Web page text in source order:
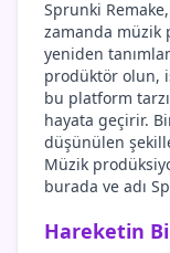
Sprunki
zamanda müzik
yeniden
prodüktör olun,
bu platform
hayata geçirir.
düşünülen
Müzik
burada ve adı
Hareketin